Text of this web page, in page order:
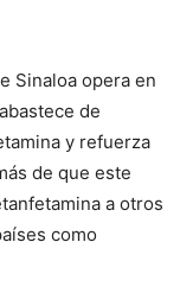
Sinaloa opera en
de
y refuerza
de que este
a otros
como